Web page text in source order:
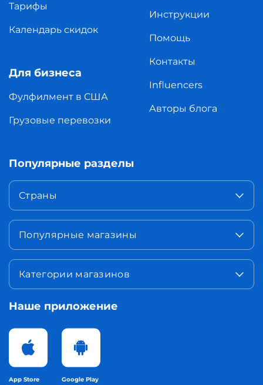
Тарифы
Календарь скидок
Для бизнеса
Фулфилмент в США
Грузовые перевозки
Инструкции
Помощь
Контакты
Influencers
Авторы блога
Популярные разделы
Страны
Популярные магазины
Категории магазинов
Наше приложение
App Store Google Play